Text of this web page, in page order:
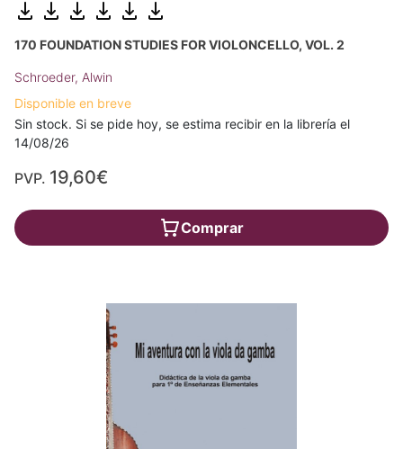
170 FOUNDATION STUDIES FOR VIOLONCELLO, VOL. 2
Schroeder, Alwin
Disponible en breve
Sin stock. Si se pide hoy, se estima recibir en la librería el
14/08/26
PVP. 19,60€
Comprar